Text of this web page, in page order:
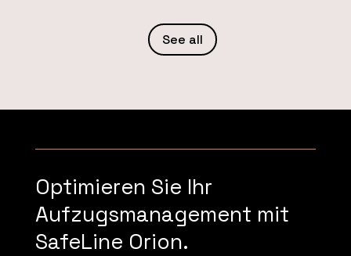
See all
Optimieren Sie Ihr
Aufzugsmanagement mit
SafeLine Orion.